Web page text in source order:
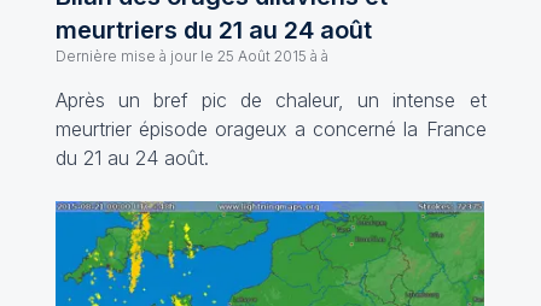
meurtriers du 21 au 24 août
Dernière mise à jour le 25 Août 2015 à à
Après un bref pic de chaleur, un intense et
meurtrier épisode orageux a concerné la France
du 21 au 24 août.